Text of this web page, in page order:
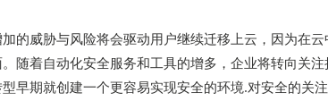
的威胁与风险将会驱动用户继续迁移上云，因为在
随着自动化安全服务和工具的增多，企业将转向关
早期就创建一个更容易实现安全的环境.对安全的关